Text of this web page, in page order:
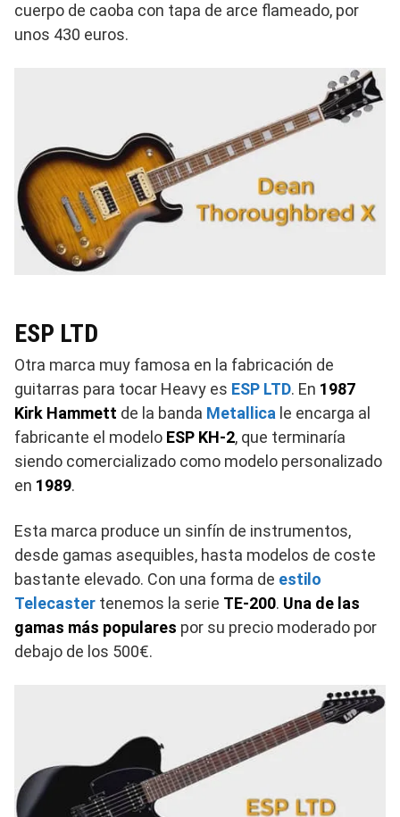
cuerpo de caoba con tapa de arce flameado, por
unos 430 euros.
ESP LTD
Otra marca muy famosa en la fabricación de
guitarras para tocar Heavy es ESP LTD. En 1987
Kirk Hammett de la banda Metallica le encarga al
fabricante el modelo ESP KH-2, que terminaría
siendo comercializado como modelo personalizado
en 1989.
Esta marca produce un sinfín de instrumentos,
desde gamas asequibles, hasta modelos de coste
bastante elevado. Con una forma de estilo
Telecaster tenemos la serie TE-200. Una de las
gamas más populares por su precio moderado por
debajo de los 500€.